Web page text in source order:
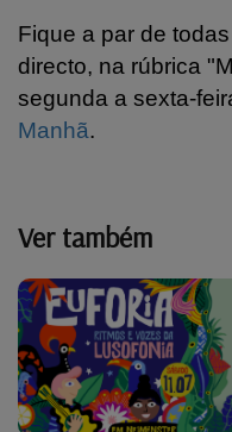
Fique a par de
directo, na rúbrica
segunda a sexta-
Manhã.
Ver também